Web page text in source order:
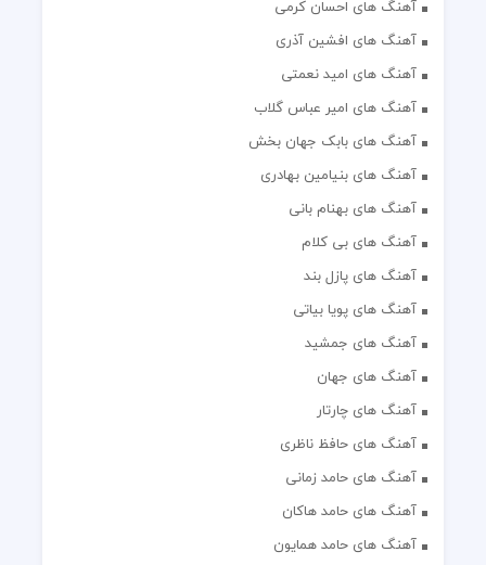
آهنگ های احسان کرمی
آهنگ های افشین آذری
آهنگ های امید نعمتی
آهنگ های امیر عباس گلاب
آهنگ های بابک جهان بخش
آهنگ های بنیامین بهادری
آهنگ های بهنام بانی
آهنگ های بی کلام
آهنگ های پازل بند
آهنگ های پویا بیاتی
آهنگ های جمشید
آهنگ های جهان
آهنگ های چارتار
آهنگ های حافظ ناظری
آهنگ های حامد زمانی
آهنگ های حامد هاکان
آهنگ های حامد همایون